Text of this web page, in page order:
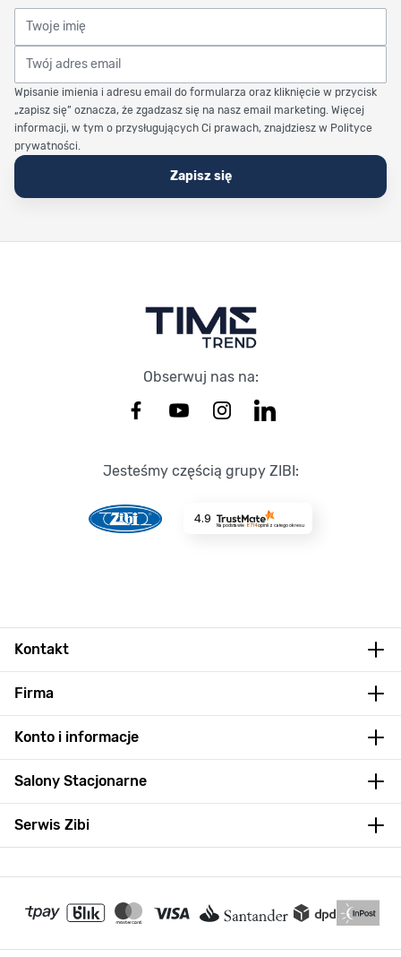
Twoje imię
Twój adres email
Wpisanie imienia i adresu email do formularza oraz kliknięcie w przycisk
„zapisz się” oznacza, że zgadzasz się na nasz email marketing. Więcej
informacji, w tym o przysługujących Ci prawach, znajdziesz w Polityce
prywatności.
Zapisz się
Obserwuj nas na:
Jesteśmy częścią grupy ZIBI:
4.9
Na podstawie 8714opinii z całego okresu
Kontakt
Firma
Konto i informacje
Salony Stacjonarne
Serwis Zibi